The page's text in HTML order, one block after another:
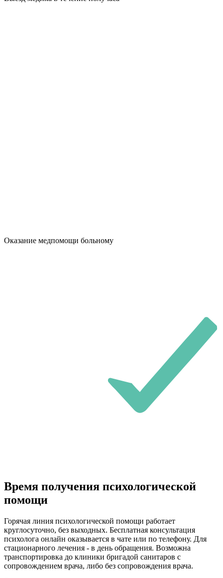
Оказание медпомощи больному
Время получения психологической
помощи
Горячая линия психологической помощи работает
круглосуточно, без выходных. Бесплатная консультация
психолога онлайн оказывается в чате или по телефону. Для
стационарного лечения - в день обращения. Возможна
транспортировка до клиники бригадой санитаров с
сопровождением врача, либо без сопровождения врача.